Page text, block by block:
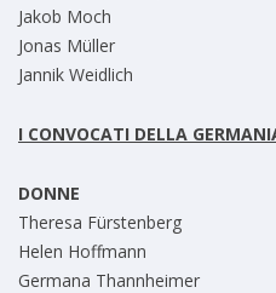
Jakob Moch
Jonas Müller
Jannik Weidlich
I CONVOCATI DELLA
DONNE
Theresa Fürstenberg
Helen Hoffmann
Germana Thannheimer